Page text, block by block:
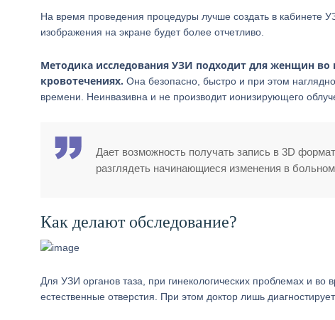
На время проведения процедуры лучше создать в кабинете
изображения на экране будет более отчетливо.
Методика исследования УЗИ подходит для женщин
кровотечениях. Она безопасно, быстро и при этом
времени. Неинвазивна и не производит ионизирующего
Дает возможность получать запись в 3D
разглядеть начинающиеся изменения в
Как делают обследование?
Для УЗИ органов таза, при гинекологических проблемах и
естественные отверстия. При этом доктор лишь